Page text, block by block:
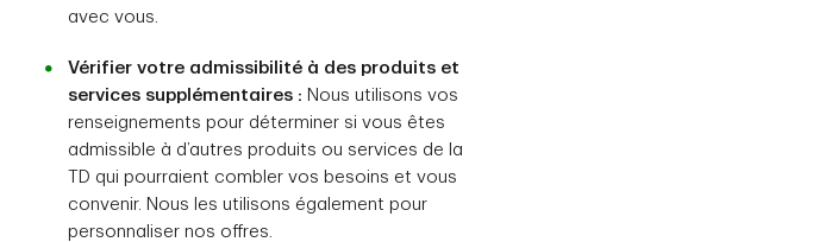
avec vous.
Vérifier votre admissibilité à des produits et
services supplémentaires : Nous utilisons vos
renseignements pour déterminer si vous êtes
admissible à d’autres produits ou services de la
TD qui pourraient combler vos besoins et vous
convenir. Nous les utilisons également pour
personnaliser nos offres.